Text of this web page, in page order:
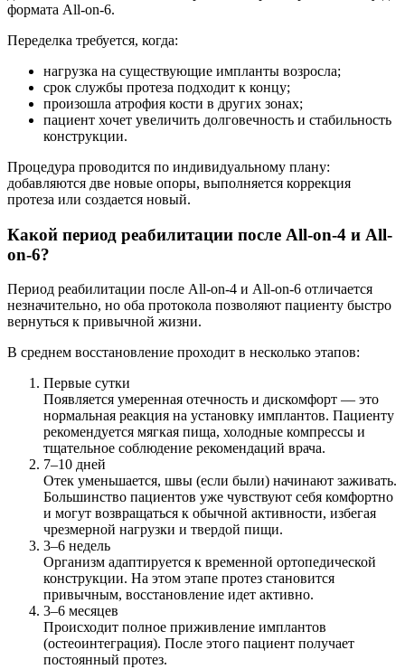
формата All-on-6.
Переделка требуется, когда:
нагрузка на существующие импланты возросла;
срок службы протеза подходит к концу;
произошла атрофия кости в других зонах;
пациент хочет увеличить долговечность и стабильность
конструкции.
Процедура проводится по индивидуальному плану:
добавляются две новые опоры, выполняется коррекция
протеза или создается новый.
Какой период реабилитации после All-on-4 и All-
on-6?
Период реабилитации после All-on-4 и All-on-6 отличается
незначительно, но оба протокола позволяют пациенту быстро
вернуться к привычной жизни.
В среднем восстановление проходит в несколько этапов:
Первые сутки
Появляется умеренная отечность и дискомфорт — это
нормальная реакция на установку имплантов. Пациенту
рекомендуется мягкая пища, холодные компрессы и
тщательное соблюдение рекомендаций врача.
7–10 дней
Отек уменьшается, швы (если были) начинают заживать.
Большинство пациентов уже чувствуют себя комфортно
и могут возвращаться к обычной активности, избегая
чрезмерной нагрузки и твердой пищи.
3–6 недель
Организм адаптируется к временной ортопедической
конструкции. На этом этапе протез становится
привычным, восстановление идет активно.
3–6 месяцев
Происходит полное приживление имплантов
(остеоинтеграция). После этого пациент получает
постоянный протез.